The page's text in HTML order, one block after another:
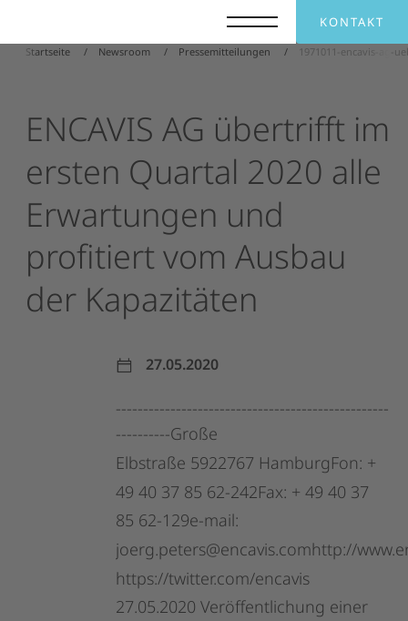
KONTAKT
Startseite Newsroom Pressemitteilungen 1971011-encavis-
ENCAVIS AG übertrifft im
ersten Quartal 2020 alle
Erwartungen und
profitiert vom Ausbau
der Kapazitäten
27.05.2020
--------------------------------------------------
----------Große
Elbstraße 5922767 HamburgFon: +
49 40 37 85 62-242Fax: + 49 40 37
85 62-129e-mail:
joerg.peters@encavis.comhttp://
https://twitter.com/encavis
27.05.2020 Veröffentlichung einer